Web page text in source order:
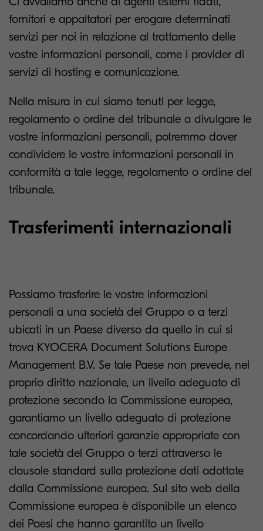
fornitori e appaltatori per erogare determinati
servizi per noi in relazione al trattamento delle
vostre informazioni personali, come i provider di
servizi di hosting e comunicazione.
Nella misura in cui siamo tenuti per legge,
regolamento o ordine del tribunale a divulgare le
vostre informazioni personali, potremmo dover
condividere le vostre informazioni personali in
conformità a tale legge, regolamento o ordine del
tribunale.
Trasferimenti internazionali
Possiamo trasferire le vostre informazioni
personali a una società del Gruppo o a terzi
ubicati in un Paese diverso da quello in cui si
trova KYOCERA Document Solutions Europe
Management B.V. Se tale Paese non prevede, nel
proprio diritto nazionale, un livello adeguato di
protezione secondo la Commissione europea,
garantiamo un livello adeguato di protezione
concordando ulteriori garanzie appropriate con
tale società del Gruppo o terzi attraverso le
clausole standard sulla protezione dati adottate
dalla Commissione europea. Sul sito web della
Commissione europea è disponibile un elenco
dei Paesi che hanno garantito un livello